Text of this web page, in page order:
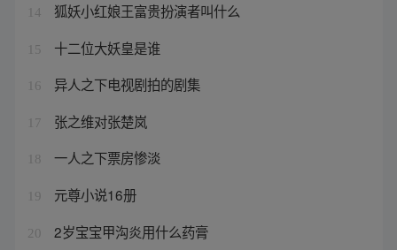
14 狐妖小红娘王富贵扮演者叫什么
15 十二位大妖皇是谁
16 异人之下电视剧拍的剧集
17 张之维对张楚岚
18 一人之下票房惨淡
19 元尊小说16册
20 2岁宝宝甲沟炎用什么药膏